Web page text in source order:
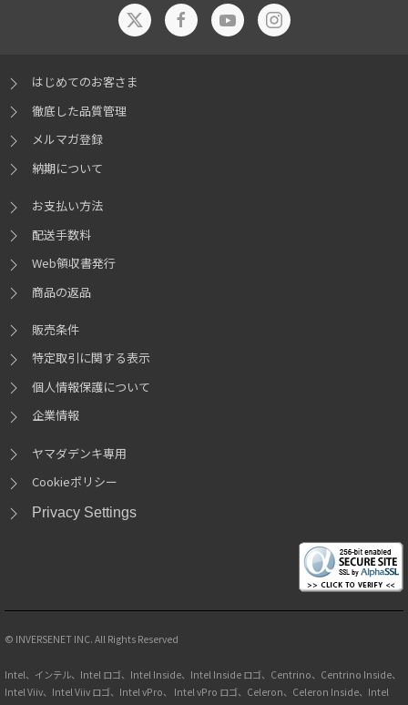
はじめてのお客さま
徹底した品質管理
メルマガ登録
納期について
お支払い方法
配送手数料
Web領収書発行
商品の返品
販売条件
特定取引に関する表示
個人情報保護について
企業情報
ヤマダデンキ専用
Cookieポリシー
Privacy Settings
© INVERSENET INC. All Rights Reserved
Intel、インテル、Intel ロゴ、Intel Inside、Intel Inside ロゴ、Centrino、Centrino Inside、
Intel Viiv、Intel Viiv ロゴ、Intel vPro、 Intel vPro ロゴ、Celeron、Celeron Inside、Intel